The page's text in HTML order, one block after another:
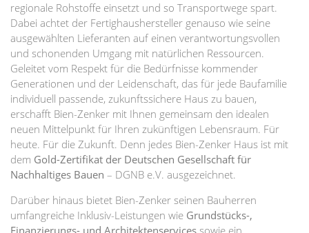
regionale Rohstoffe einsetzt und so Transportwege spart.
Dabei achtet der Fertighaushersteller genauso wie seine
ausgewählten Lieferanten auf einen verantwortungsvollen
und schonenden Umgang mit natürlichen Ressourcen.
Geleitet vom Respekt für die Bedürfnisse kommender
Generationen und der Leidenschaft, das für jede Baufamilie
individuell passende, zukunftssichere Haus zu bauen,
erschafft Bien-Zenker mit Ihnen gemeinsam den idealen
neuen Mittelpunkt für Ihren zukünftigen Lebensraum. Für
heute. Für die Zukunft. Denn jedes Bien-Zenker Haus ist mit
dem Gold-Zertifikat der Deutschen Gesellschaft für
Nachhaltiges Bauen – DGNB e.V. ausgezeichnet.
Darüber hinaus bietet Bien-Zenker seinen Bauherren
umfangreiche Inklusiv-Leistungen wie Grundstücks-,
Finanzierungs- und Architektenservices sowie ein